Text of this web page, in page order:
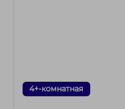
4+-комнатная